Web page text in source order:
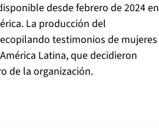
desde febrero de 2024 en
La producción del
testimonios de mujeres
Latina, que decidieron
de la organización.